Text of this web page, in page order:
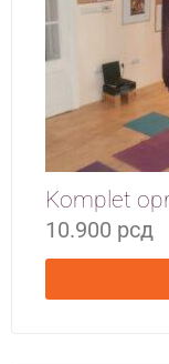
Komplet
10.900 рсд